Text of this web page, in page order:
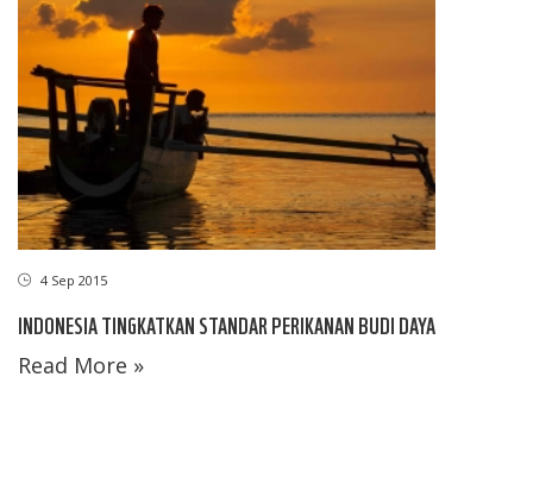
4 Sep 2015
INDONESIA TINGKATKAN STANDAR PERIKANAN BUDI DAYA
Read More »